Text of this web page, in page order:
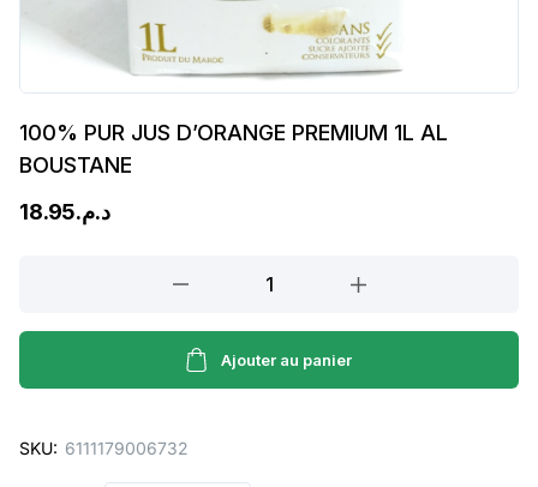
100% PUR JUS D’ORANGE PREMIUM 1L AL
BOUSTANE
د.م.18.95
JUS
PREMIUM
AL
BOUSTANE
Ajouter au panier
SKU: 6111179006732